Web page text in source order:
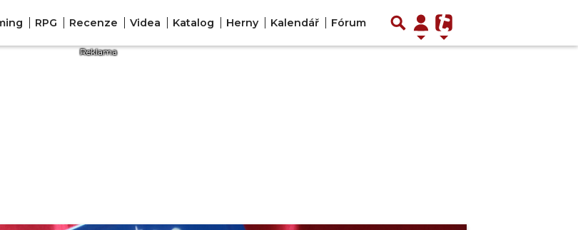
RPG Recenze Videa Katalog Herny Kalendář Fórum